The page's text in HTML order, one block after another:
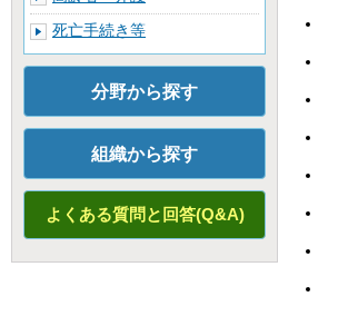
死亡手続き等
分野から探す
組織から探す
よくある質問と回答(Q&A)